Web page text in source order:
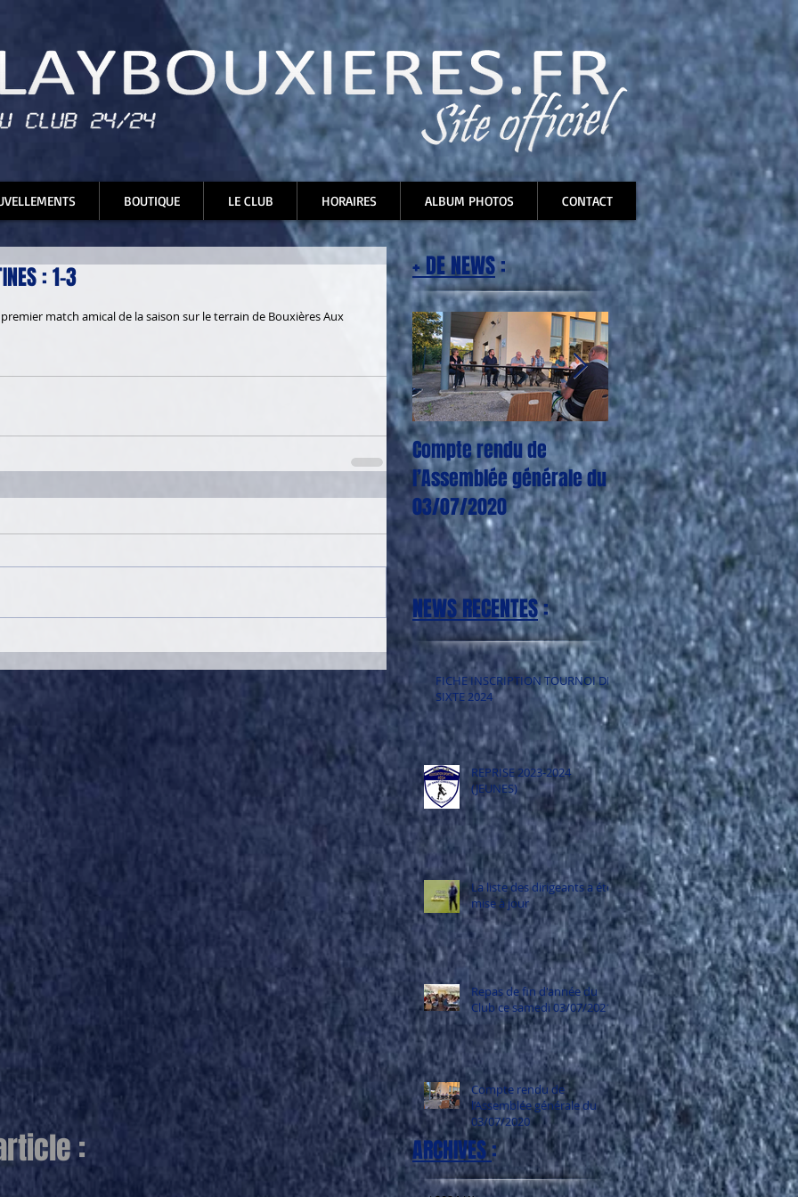
BOUTIQUE LE CLUB HORAIRES ALBUM PHOTOS CONTACT
: 1-3
match amical de la saison sur le terrain de Bouxières Aux
:
FICHE INSCRIPTION TOURNOI DE
SIXTE 2024
REPRISE 2023-2024
(JEUNES)
La liste des dirigeants a été
mise à jour
Repas de fin d'année du
Club ce samedi 03/07/2021
Compte rendu de
l’Assemblée générale du
03/07/2020
NEWS RECENTES:
Compte rendu de
l’Assemblée générale du
03/07/2020
CORONAVIRUS : Plus
aucun entraînement,
match, tournoi jusqu'à
nouvel ordre
+ DE NEWS:
ARCHIVES: